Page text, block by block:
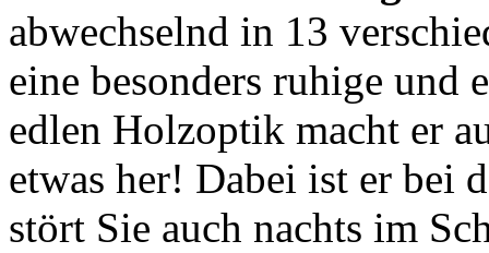
abwechselnd in 13
eine besonders ruhige und
edlen Holzoptik macht er
etwas her! Dabei ist er bei
stört Sie auch nachts im